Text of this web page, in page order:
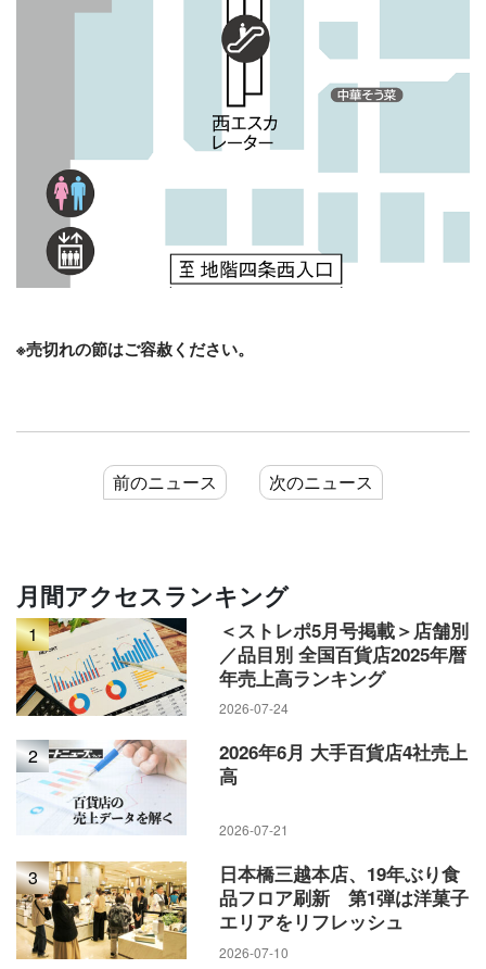
※売切れの節はご容赦ください。
前のニュース 次のニュース
月間アクセスランキング
1
＜ストレポ5月号掲載＞店舗別
／品目別 全国百貨店2025年暦
年売上高ランキング
2026-07-24
2
2026年6月 大手百貨店4社売上
高
2026-07-21
3
日本橋三越本店、19年ぶり食
品フロア刷新 第1弾は洋菓子
エリアをリフレッシュ
2026-07-10